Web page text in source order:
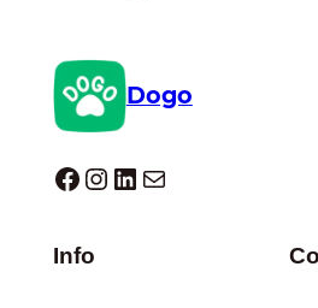
Dogo
Dogo facebook InstagramLinkedIn E-mail
Info